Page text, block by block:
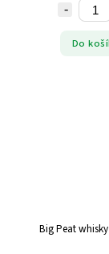
Do
Big Peat